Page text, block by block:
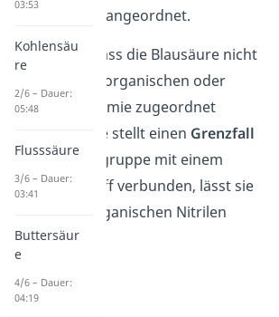
Verzweigungen, angeordnet.
Besonders ist, dass die Blausäure nicht
eindeutig der anorganischen oder
organischen Chemie zugeordnet
werden kann. Sie stellt einen Grenzfall
dar. Ist die Nitrilgruppe mit einem
organischen Stoff verbunden, lässt sie
sich aber den organischen Nitrilen
zuordnen.
03:53
Kohlensäu
re
2/6 – Dauer:
05:48
Flusssäure
3/6 – Dauer:
03:41
Buttersäur
e
4/6 – Dauer:
04:19